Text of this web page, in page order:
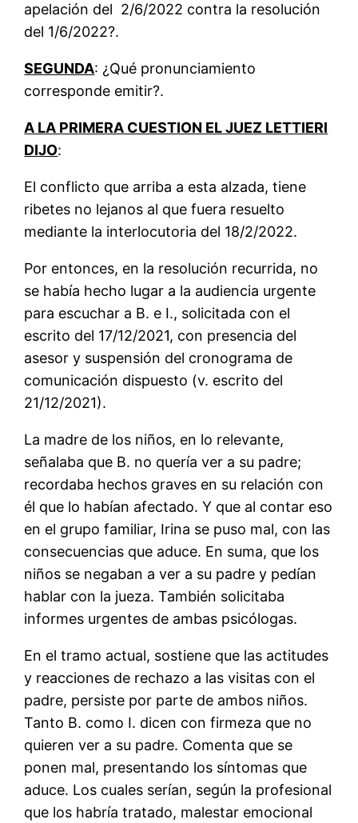
apelación del 2/6/2022 contra la resolución
del 1/6/2022?.
SEGUNDA: ¿Qué pronunciamiento
corresponde emitir?.
A LA PRIMERA CUESTION EL JUEZ LETTIERI
DIJO:
El conflicto que arriba a esta alzada, tiene
ribetes no lejanos al que fuera resuelto
mediante la interlocutoria del 18/2/2022.
Por entonces, en la resolución recurrida, no
se había hecho lugar a la audiencia urgente
para escuchar a B. e I., solicitada con el
escrito del 17/12/2021, con presencia del
asesor y suspensión del cronograma de
comunicación dispuesto (v. escrito del
21/12/2021).
La madre de los niños, en lo relevante,
señalaba que B. no quería ver a su padre;
recordaba hechos graves en su relación con
él que lo habían afectado. Y que al contar eso
en el grupo familiar, Irina se puso mal, con las
consecuencias que aduce. En suma, que los
niños se negaban a ver a su padre y pedían
hablar con la jueza. También solicitaba
informes urgentes de ambas psicólogas.
En el tramo actual, sostiene que las actitudes
y reacciones de rechazo a las visitas con el
padre, persiste por parte de ambos niños.
Tanto B. como I. dicen con firmeza que no
quieren ver a su padre. Comenta que se
ponen mal, presentando los síntomas que
aduce. Los cuales serían, según la profesional
que los habría tratado, malestar emocional